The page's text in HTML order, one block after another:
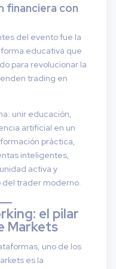
financiera con
del evento fue la
educativa que
para revolucionar la
trading en
unir educación,
artificial en un
práctica,
inteligentes,
activa y
del trader moderno.
el pilar
Markets
uno de los
es la